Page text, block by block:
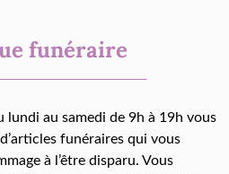
funéraire
au samedi de 9h à 19h vous
funéraires qui vous
à l’être disparu. Vous